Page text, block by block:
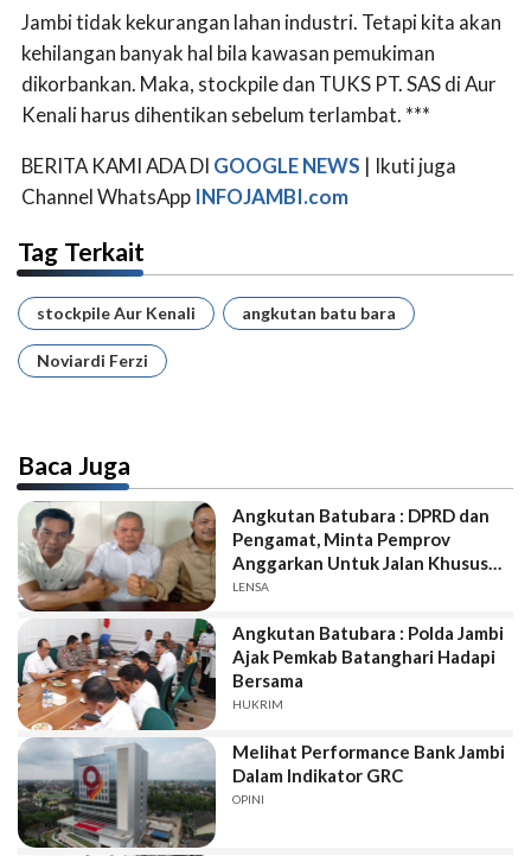
Jambi tidak kekurangan lahan industri. Tetapi kita akan
kehilangan banyak hal bila kawasan pemukiman
dikorbankan. Maka, stockpile dan TUKS PT. SAS di Aur
Kenali harus dihentikan sebelum terlambat. ***
BERITA KAMI ADA DI GOOGLE NEWS | Ikuti juga
Channel WhatsApp INFOJAMBI.com
Tag Terkait
stockpile Aur Kenali angkutan batu bara
Noviardi Ferzi
Baca Juga
Angkutan Batubara : DPRD dan
Pengamat, Minta Pemprov
Anggarkan Untuk Jalan Khusus
itu, Kalau Tidak Lolo...
LENSA
Angkutan Batubara : Polda Jambi
Ajak Pemkab Batanghari Hadapi
Bersama
HUKRIM
Melihat Performance Bank Jambi
Dalam Indikator GRC
OPINI